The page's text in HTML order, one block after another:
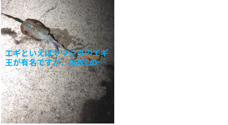
エギといえばヤマシタのエギ
王が有名ですが、DUELのダ
ートマスターも人気です。ダ
ートマスターの特徴はエビの
足に模したようなヒレヒレで
すが、アクションを入れた時
に